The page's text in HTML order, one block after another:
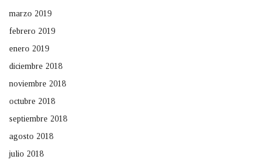
marzo 2019
febrero 2019
enero 2019
diciembre 2018
noviembre 2018
octubre 2018
septiembre 2018
agosto 2018
julio 2018